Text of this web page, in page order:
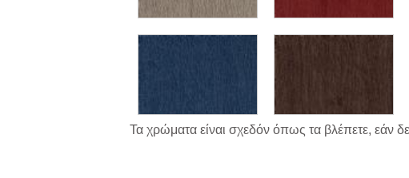
Τα χρώματα είναι σχεδόν όπως τα βλέπετε, εάν